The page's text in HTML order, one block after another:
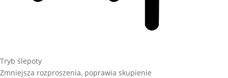
Tryb ślepoty
Zmniejsza rozproszenia, poprawia skupienie